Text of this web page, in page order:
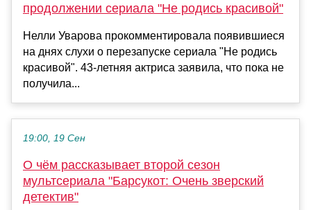
продолжении сериала "Не родись красивой"
Нелли Уварова прокомментировала появившиеся
на днях слухи о перезапуске сериала "Не родись
красивой". 43-летняя актриса заявила, что пока не
получила...
19:00, 19 Сен
О чём рассказывает второй сезон
мультсериала "Барсукот: Очень зверский
детектив"